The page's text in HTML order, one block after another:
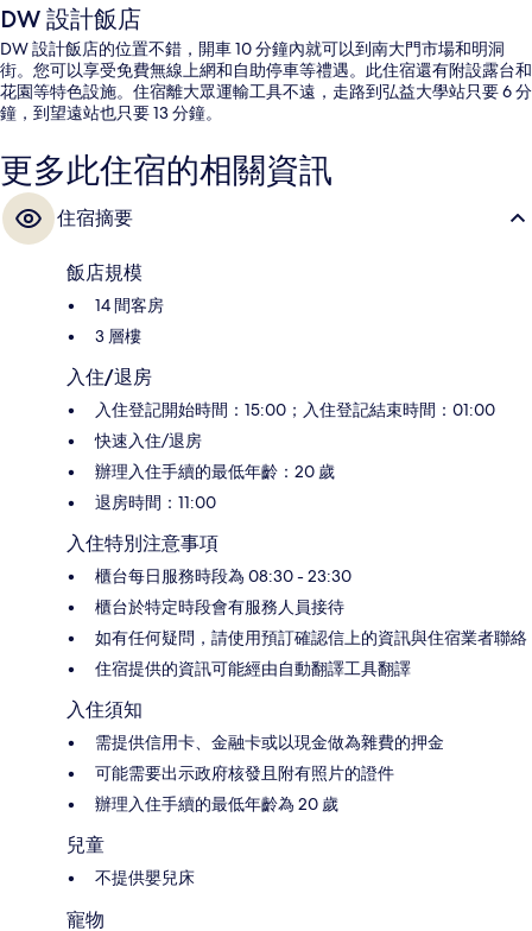
DW 設計飯店
DW 設計飯店的位置不錯，開車 10 分鐘內就可以到南大門市場和明洞
街。您可以享受免費無線上網和自助停車等禮遇。此住宿還有附設露台和
花園等特色設施。住宿離大眾運輸工具不遠，走路到弘益大學站只要 6 分
鐘，到望遠站也只要 13 分鐘。
更多此住宿的相關資訊
住宿摘要
飯店規模
14 間客房
3 層樓
入住/退房
入住登記開始時間：15:00；入住登記結束時間：01:00
快速入住/退房
辦理入住手續的最低年齡：20 歲
退房時間：11:00
入住特別注意事項
櫃台每日服務時段為 08:30 - 23:30
櫃台於特定時段會有服務人員接待
如有任何疑問，請使用預訂確認信上的資訊與住宿業者聯絡
住宿提供的資訊可能經由自動翻譯工具翻譯
入住須知
需提供信用卡、金融卡或以現金做為雜費的押金
可能需要出示政府核發且附有照片的證件
辦理入住手續的最低年齡為 20 歲
兒童
不提供嬰兒床
寵物